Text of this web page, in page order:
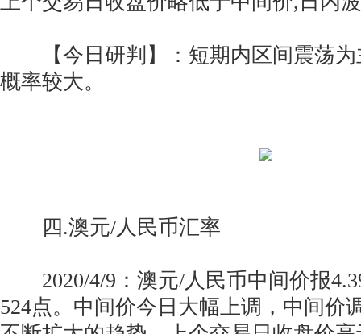
【今日研判】：短期内区间震荡为
概率较大。
四.澳元/人民币汇率
2020/4/9：澳元/人民币中间价报
524点。中间价今日大幅上调，中间价